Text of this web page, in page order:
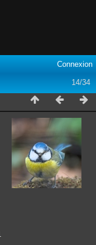
Connexion
14/34